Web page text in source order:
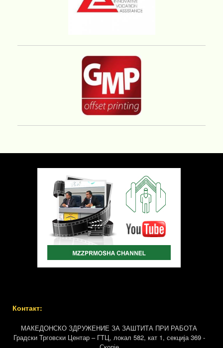
Контакт:
МАКЕДОНСКО ЗДРУЖЕНИЕ ЗА ЗАШТИТА ПРИ РАБОТА
Градски Трговски Центар – ГТЦ, локал 582, кат 1, секција 369 -